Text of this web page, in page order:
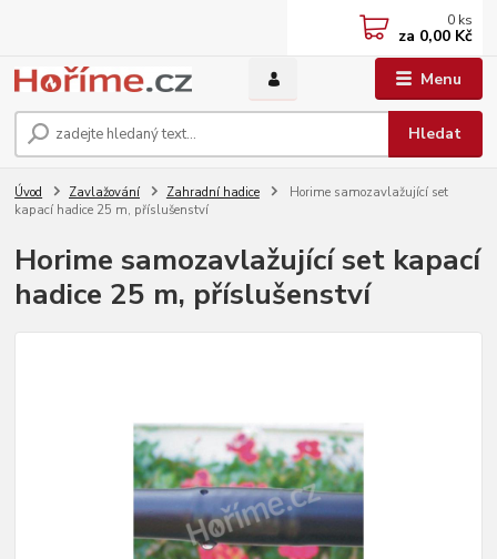
Menu
Hledat
0 ks
za 0,00 Kč
Úvod Zavlažování Zahradní hadice
Horime samozavlažující set
kapací hadice 25 m, příslušenství
Horime samozavlažující set kapací
hadice 25 m, příslušenství